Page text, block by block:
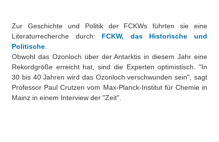
Zur Geschichte und Politik der FCKWs führten sie eine
Literaturrecherche durch: FCKW, das Historische und
Politische
Obwohl das Ozonloch über der Antarktis in diesem Jahr eine
Rekordgröße erreicht hat, sind die Experten optimistisch. "In
30 bis 40 Jahren wird das Ozonloch verschwunden sein", sagt
Professor Paul Crutzen vom Max-Planck-Institut für Chemie in
Mainz in einem Interview der "Zeit".